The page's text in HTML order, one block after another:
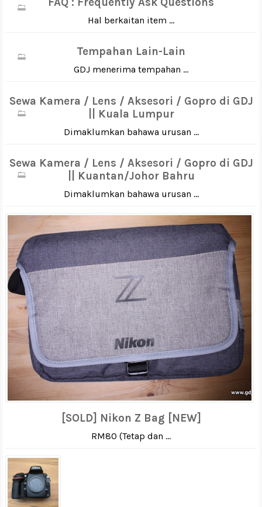
Hal berkaitan item ...
Tempahan Lain-Lain
GDJ menerima tempahan ...
Sewa Kamera / Lens / Aksesori / Gopro di GDJ
|| Kuala Lumpur
Dimaklumkan bahawa urusan ...
Sewa Kamera / Lens / Aksesori / Gopro di GDJ
|| Kuantan/Johor Bahru
Dimaklumkan bahawa urusan ...
[SOLD] Nikon Z Bag [NEW]
RM80 (Tetap dan ...